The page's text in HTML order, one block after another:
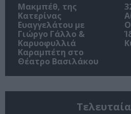
Μακμπέθ, της
Κατερίνας
Ευαγγελάτου με
Γιώργο Γάλλο &
Καρυοφυλλιά
Καραμπέτη στο
Θέατρο Βασιλάκου